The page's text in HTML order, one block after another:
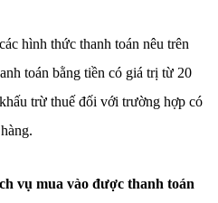
hình thức thanh toán nêu trên
toán bằng tiền có giá trị từ 20
trừ thuế đối với trường hợp có
vụ mua vào được thanh toán